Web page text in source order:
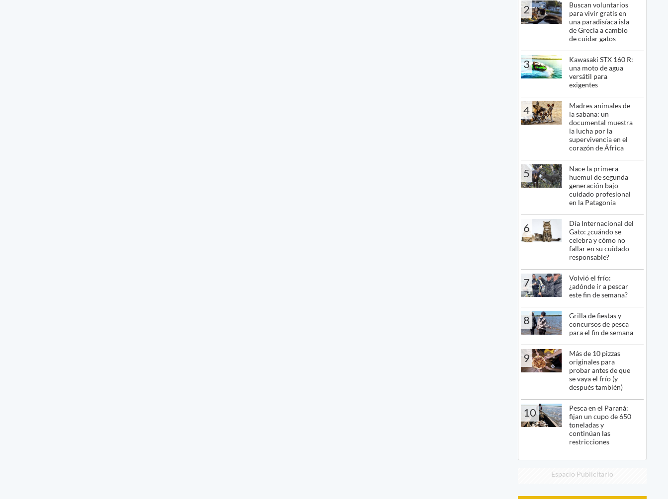
2
Buscan voluntarios
para vivir gratis en
una paradisíaca isla
de Grecia a cambio
de cuidar gatos
3
Kawasaki STX 160 R:
una moto de agua
versátil para
exigentes
4
Madres animales de
la sabana: un
documental muestra
la lucha por la
supervivencia en el
corazón de África
5
Nace la primera
huemul de segunda
generación bajo
cuidado profesional
en la Patagonia
6
Día Internacional del
Gato: ¿cuándo se
celebra y cómo no
fallar en su cuidado
responsable?
7
Volvió el frío:
¿adónde ir a pescar
este fin de semana?
8
Grilla de fiestas y
concursos de pesca
para el fin de semana
9
Más de 10 pizzas
originales para
probar antes de que
se vaya el frío (y
después también)
10
Pesca en el Paraná:
fijan un cupo de 650
toneladas y
continúan las
restricciones
Espacio Publicitario